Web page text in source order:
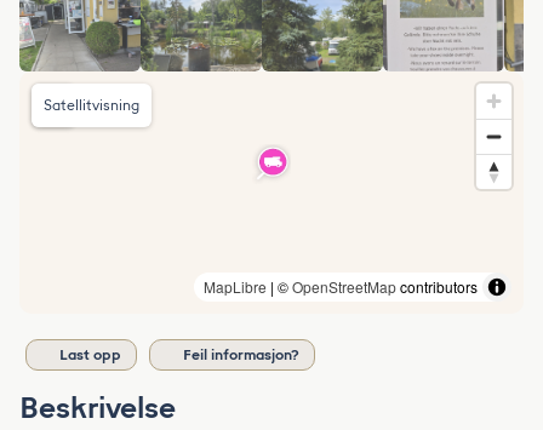
MapLibre | ©OpenStreetMapcontributors
Satellitvisning
Last opp Feil informasjon?
Beskrivelse